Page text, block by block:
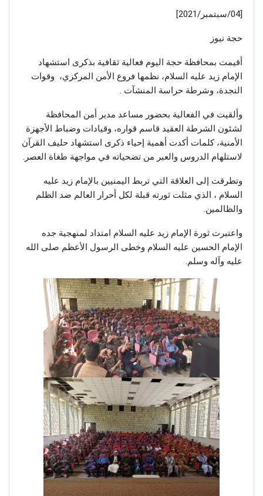
[04/سبتمبر/2021]
حجة نيوز
أقيمت بمحافظة حجة اليوم فعالية ثقافية بذكرى استشهاد
الإمام زيد عليه السلام، نظمها فروع الأمن المركزي، وقوات
النجدة، وشرطة حراسة المنشآت .
وألقيت في الفعالية بحضور مساعد مدير أمن المحافظة
لشئون الشرطة العقيد قاسم قواره، وقيادات وضباط الأجهزة
الأمنية، كلمات أكدت أهمية إحياء ذكرى استشهاد حليف القرآن
لاستلهام الدروس والعبر من تضحياته في مواجهة طغاة العصر.
وتطرقت إلى العلاقة التي تربط اليمنيين بالإمام زيد عليه
السلام ، الذي مثلت ثورته قبلة لكل أحرار العالم ضد الظلم
والظالمين.
واعتبرت ثورة الإمام زيد عليه السلام امتداد لمنهجية جده
الإمام الحسين عليه السلام وخطى الرسول الأعظم صلى الله
عليه وآله وسلم.